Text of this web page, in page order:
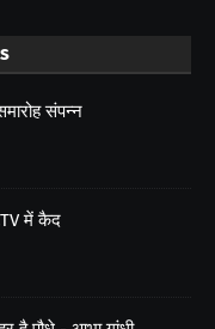
संपन्न
में कैद